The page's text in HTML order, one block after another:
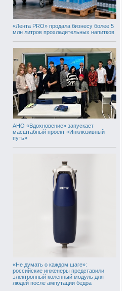
«Лента PRO» продала бизнесу более 5
млн литров прохладительных напитков
АНО «Вдохновение» запускает
масштабный проект «Инклюзивный
путь»
«Не думать о каждом шаге»:
российские инженеры представили
электронный коленный модуль для
людей после ампутации бедра